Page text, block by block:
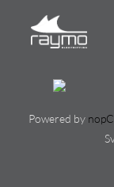
Powered by